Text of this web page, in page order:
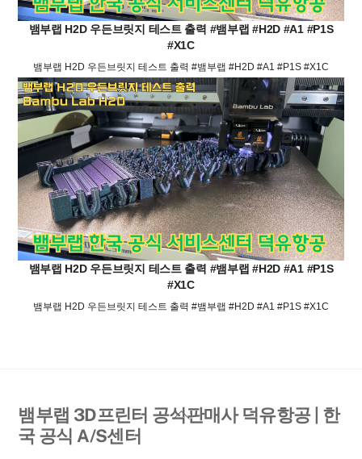
뱀부랩 H2D 우든브릿지 테스트 출력 #뱀부랩 #H2D #A1 #P1S
#X1C
뱀부랩 H2D 우든브릿지 테스트 출력 #뱀부랩 #H2D #A1 #P1S #X1C
뱀부랩 H2D 우든브릿지 테스트 출력 #뱀부랩 #H2D #A1 #P1S
#X1C
뱀부랩 H2D 우든브릿지 테스트 출력 #뱀부랩 #H2D #A1 #P1S #X1C
Back
뱀부랩 3D프린터 공식판매사 덕유항공 | 한
국 공식 A/S센터